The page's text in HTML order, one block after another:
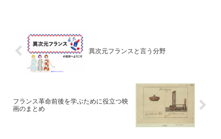
異次元フランスと言う分野
フランス革命前後を学ぶために役立つ映
画のまとめ